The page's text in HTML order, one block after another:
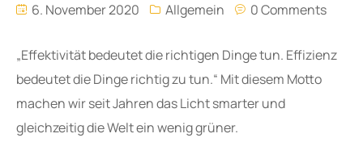
6. November 2020 Allgemein 0 Comments
„Effektivität bedeutet die richtigen Dinge tun. Effizienz
bedeutet die Dinge richtig zu tun.“ Mit diesem Motto
machen wir seit Jahren das Licht smarter und
gleichzeitig die Welt ein wenig grüner.